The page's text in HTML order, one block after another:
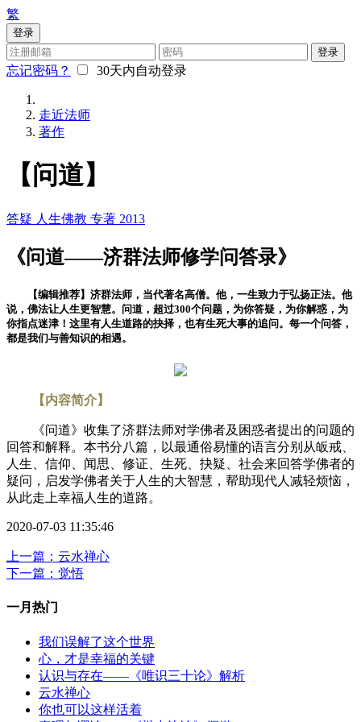
繁
登录
登录
忘记密码？ 30天内自动登录
走近法师
著作
【问道】
答疑 人生佛教 专著 2013
《问道——济群法师修学问答录》
【编辑推荐】济群法师，当代著名高僧。他，一生致力于弘扬正法。他
说，佛法让人生更智慧。问道，超过300个问题，为你答疑，为你解惑，为
你指点迷津！这里有人生道路的抉择，也有生死大事的追问。每一个问答，
都是我们与善知识的相遇。
【内容简介】
《问道》收集了济群法师对学佛者及困惑者提出的问题的
回答和解释。本书分八篇，以最通俗易懂的语言分别从皈戒、
人生、信仰、闻思、修证、生死、抉疑、社会来回答学佛者的
疑问，启发学佛者关于人生的大智慧，帮助现代人减轻烦恼，
从此走上幸福人生的道路。
2020-07-03 11:35:46
上一篇：云水禅心
下一篇：觉悟
一月热门
我们误解了这个世界
心，才是幸福的关键
认识与存在——《唯识三十论》解析
云水禅心
你也可以这样活着